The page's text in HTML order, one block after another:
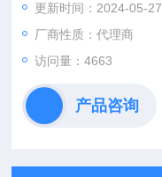
更新时间：2024-05-27
厂商性质：代理商
访问量：4663
产品咨询